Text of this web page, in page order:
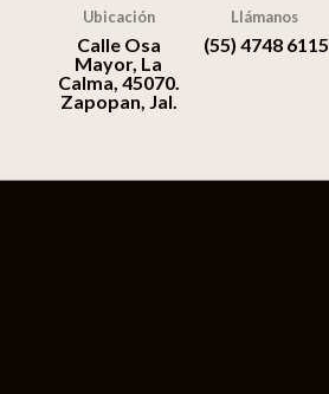
Ubicación
Calle Osa
Mayor, La
Calma, 45070.
Zapopan, Jal.
Llámanos
(55) 4748 6115